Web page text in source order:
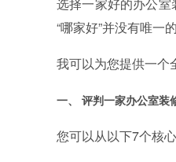
“哪家好”并没有唯一
我可以为您提供一个
一、 评判一家办公室装
您可以从以下7个核